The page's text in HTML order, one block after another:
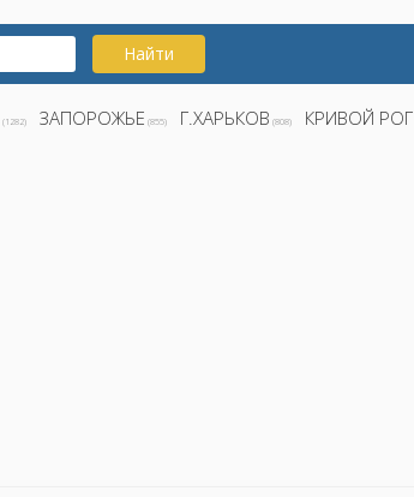
Найти
(1282) ЗАПОРОЖЬЕ (855) Г.ХАРЬКОВ (808) КРИВОЙ РОГ